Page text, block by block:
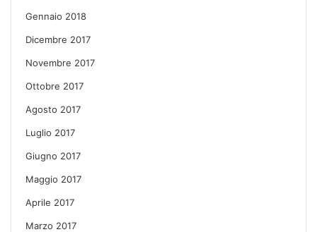
Gennaio 2018
Dicembre 2017
Novembre 2017
Ottobre 2017
Agosto 2017
Luglio 2017
Giugno 2017
Maggio 2017
Aprile 2017
Marzo 2017